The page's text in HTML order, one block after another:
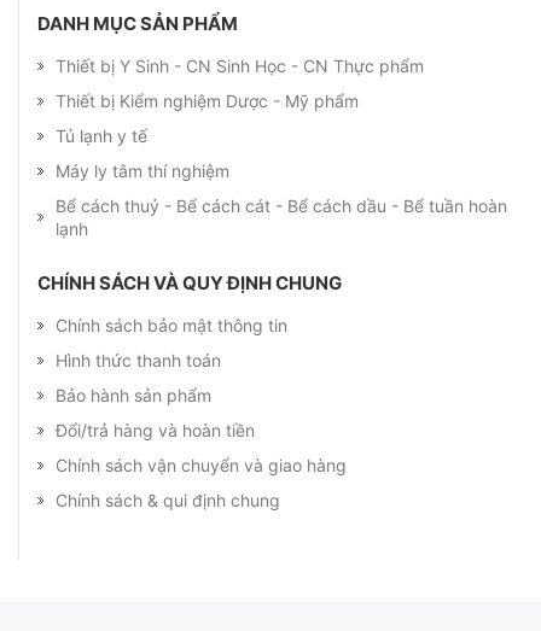
DANH MỤC SẢN PHẨM
Thiết bị Y Sinh - CN Sinh Học - CN Thực phẩm
Thiết bị Kiểm nghiệm Dược - Mỹ phẩm
Tủ lạnh y tế
Máy ly tâm thí nghiệm
Bể cách thuỷ - Bể cách cát - Bể cách dầu - Bể tuần hoàn
lạnh
CHÍNH SÁCH VÀ QUY ĐỊNH CHUNG
Chính sách bảo mật thông tin
Hình thức thanh toán
Bảo hành sản phẩm
Đổi/trả hàng và hoàn tiền
Chính sách vận chuyển và giao hàng
Chính sách & qui định chung